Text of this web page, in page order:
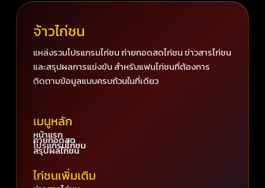
จ้าวไก่ชน
แหล่งรวมโปรแกรมไก่ชน ถ่ายทอดสดไก่ชน ข่าวสารไก่ชน
และสรุปผลการแข่งขัน สำหรับแฟนไก่ชนที่ต้องการ
ติดตามข้อมูลแบบครบถ้วนในที่เดียว
เมนูหลัก
หน้าแรก
ถ่ายทอดสด
โปรแกรมไก่ชน
สรุปผลไก่ชน
ไก่ชนเพิ่มเติม